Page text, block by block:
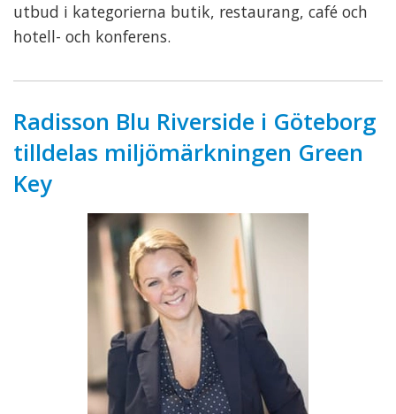
utbud i kategorierna butik, restaurang, café och
hotell- och konferens.
Radisson Blu Riverside i Göteborg
tilldelas miljömärkningen Green
Key